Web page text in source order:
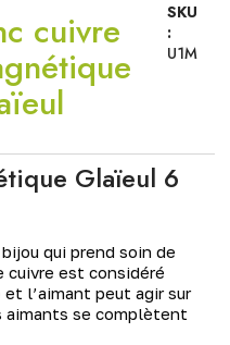
cuivre
SKU
:
U1M
Glaïeul 6
bijou qui prend soin de
cuivre est considéré
et l’aimant peut agir sur
se complètent